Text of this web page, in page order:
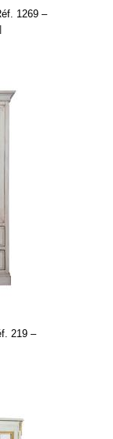
1269 –
219 –